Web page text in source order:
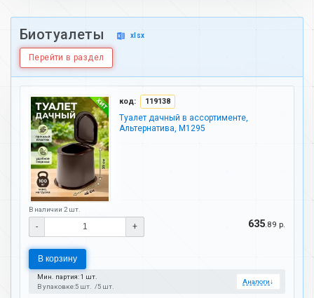
Биотуалеты xlsx
Перейти в раздел
код: 119138
Туалет дачный в ассортименте,
Альтернатива, М1295
В наличии 2 шт.
- + 635.89 р.
В корзину
Мин. партия: 1 шт.
В упаковке:5 шт. 5 шт.
Аналоги↓